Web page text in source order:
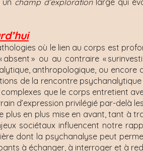
champ d’explorationlarge qui
où le lien au corps est
» ou au contraire «
anthropologique, ou
de la rencontre
que le corps entretient
d’expression privilégié par-delà
en plus mise en avant, tant à
sociétaux influencent notre
dont la psychanalyse peut
à échanger, à interroger et à